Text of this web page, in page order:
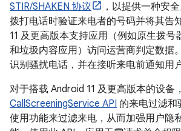
STIR/SHAKEN 协议
，以提供一种安
拨打电话时验证来电者的号码并将其告
11 及更高版本支持应用（例如原生拨号
和垃圾内容应用）访问运营商判定数据
识别骚扰电话，并在接听来电前通知用户
对于搭载 Android 11 及更高版本的设备
CallScreeningService API 的来电过滤和
使用功能来过滤来电，从而加强用户隐